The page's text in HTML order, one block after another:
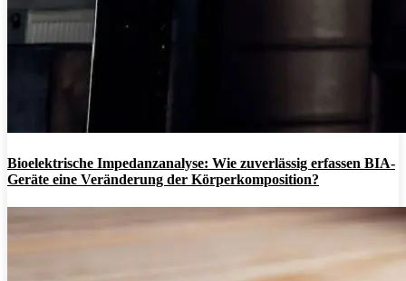
Bioelektrische Impedanzanalyse: Wie zuverlässig erfassen BIA-
Geräte eine Veränderung der Körperkomposition?